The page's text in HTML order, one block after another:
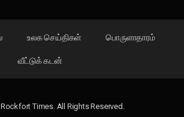
உலக செய்திகள் பொருளாதாரம்
வீட்டுக் கடன்
Times. All Rights Reserved.